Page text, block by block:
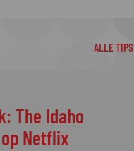
ALLE TIPS
The Idaho
Netflix